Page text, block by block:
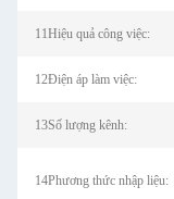
11Hiệu quả công việc:
12Điện áp làm việc:
13Số lượng kênh:
14Phương thức nhập liệu: